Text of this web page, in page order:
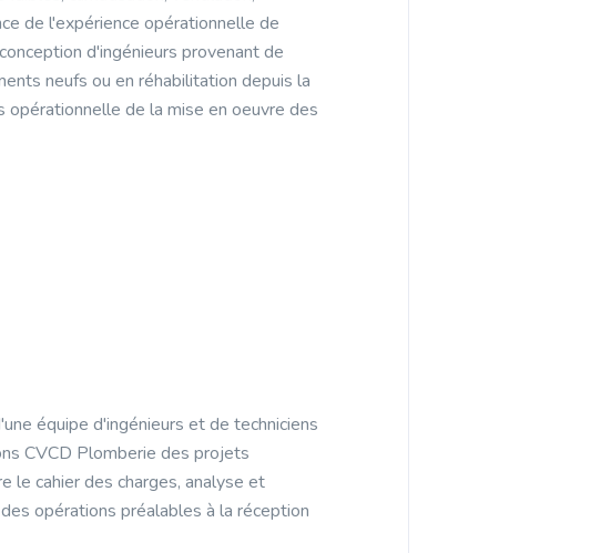
de l'expérience opérationnelle de
d'ingénieurs provenant de
neufs ou en réhabilitation depuis la
de la mise en oeuvre des
équipe d'ingénieurs et de techniciens
CVCD Plomberie des projets
le cahier des charges, analyse et
opérations préalables à la réception